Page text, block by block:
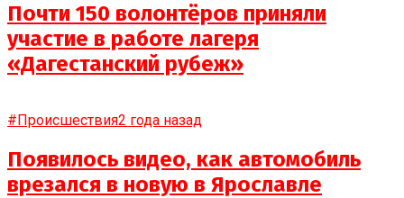
Почти 150 волонтёров приняли
участие в работе лагеря
«Дагестанский рубеж»
#Происшествия2 года назад
Появилось видео, как автомобиль
врезался в новую в Ярославле